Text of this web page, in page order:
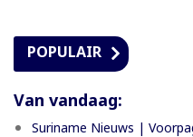
POPULAIR
Van vandaag:
Suriname Nieuws |